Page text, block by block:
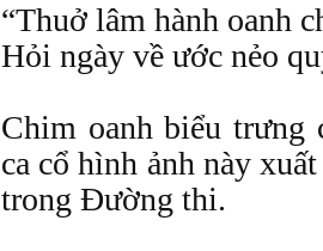
“Thuở lâm hành oanh
Hỏi ngày về ước nẻo
Chim oanh biểu trưng
ca cổ hình ảnh này
trong Đường thi.